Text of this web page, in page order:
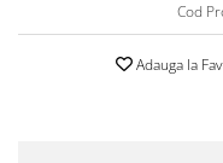
Cod
Adauga la